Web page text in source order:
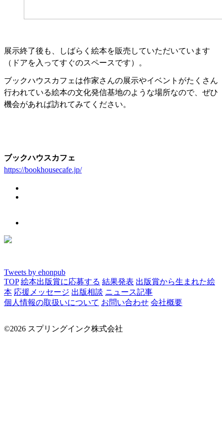
展示終了後も、しばらく絵本を販売していただいています
（ドアを入ってすぐのスペースです）。
ブックハウスカフェは作家さんの展示やイベントがたくさん
行われている絵本の文化発信基地のような場所なので、ぜひ
機会があれば訪れてみてください。
ブックハウスカフェ
https://bookhousecafe.jp/
Tweets by ehonpub
TOP 絵本出版賞に応募する 結果発表 出版賞から生まれた絵
本 応援メッセージ 出版相談 ニュース記事
個人情報の取扱いについて お問い合わせ 会社概要
©2026 スプリングインク株式会社